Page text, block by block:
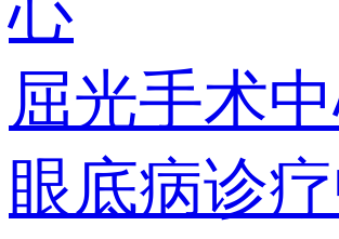
屈光手术
眼底病诊